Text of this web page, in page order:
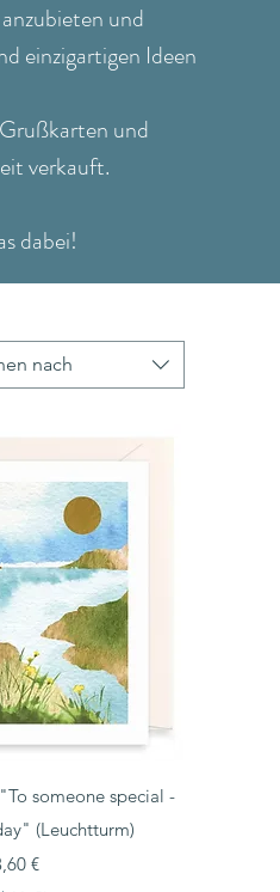
und
einzigartigen Ideen
und
verkauft.
dabei!
nach
someone special -
(Leuchtturm)
€